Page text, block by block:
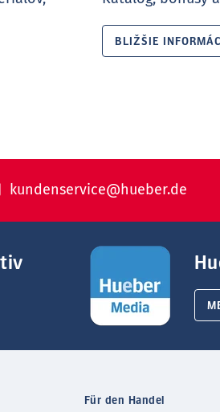
BLIŽŠIE
kundenservice@hueber.de
Für den Handel